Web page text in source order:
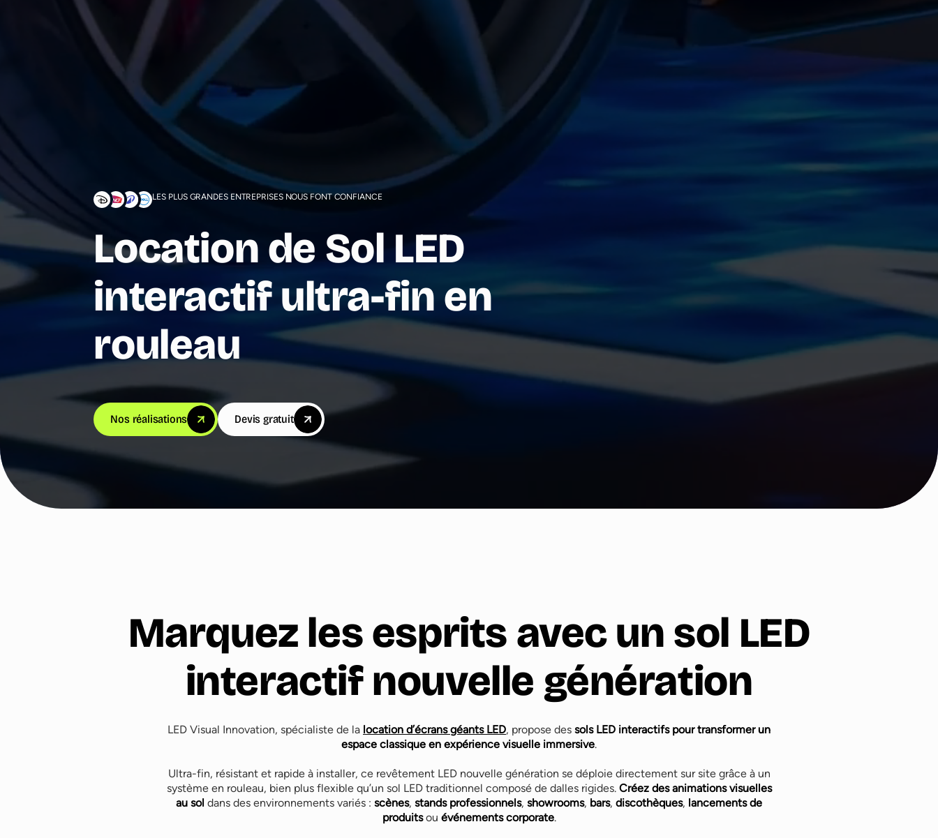
LES PLUS GRANDES ENTREPRISES NOUS FONT CONFIANCE
Location de Sol LED
interactif ultra-fin en
rouleau
Nos réalisations Devis gratuit
Marquez les esprits avec un sol LED
interactif nouvelle génération
LED Visual Innovation, spécialiste de la location d’écrans géants LED, propose des sols LED interactifs pour transformer un
espace classique en expérience visuelle immersive.
Ultra-fin, résistant et rapide à installer, ce revêtement LED nouvelle génération se déploie directement sur site grâce à un
système en rouleau, bien plus flexible qu’un sol LED traditionnel composé de dalles rigides. Créez des animations visuelles
au sol dans des environnements variés : scènes, stands professionnels, showrooms, bars, discothèques, lancements de
produitsou événements corporate.